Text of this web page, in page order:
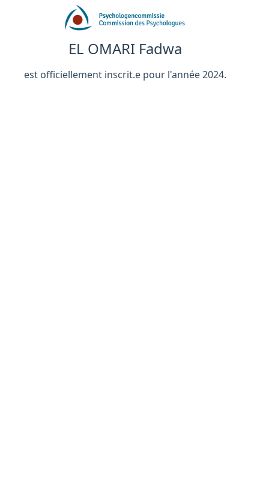
EL OMARI Fadwa
est officiellement inscrit.e pour l'année 2024.